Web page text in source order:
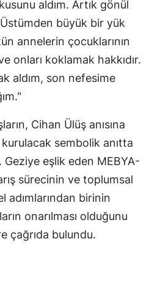
aldım. Artık gönül
büyük bir yük
annelerin çocuklarının
onları koklamak hakkıdır.
aldım, son nefesime
Cihan Ülüş anısına
sembolik anıtta
Geziye eşlik eden MEBYA-
sürecinin ve toplumsal
adımlarından birinin
onarılması olduğunu
çağrıda bulundu.